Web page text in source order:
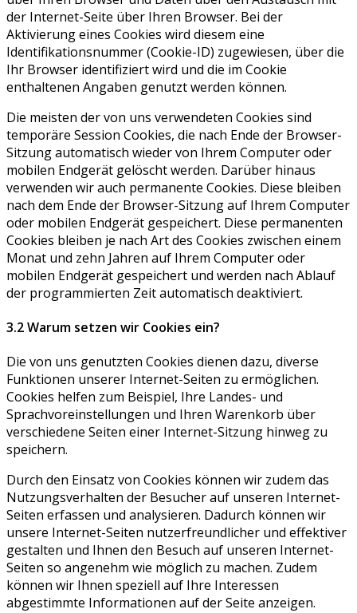
der Internet-Seite über Ihren Browser. Bei der
Aktivierung eines Cookies wird diesem eine
Identifikationsnummer (Cookie-ID) zugewiesen, über die
Ihr Browser identifiziert wird und die im Cookie
enthaltenen Angaben genutzt werden können.
Die meisten der von uns verwendeten Cookies sind
temporäre Session Cookies, die nach Ende der Browser-
Sitzung automatisch wieder von Ihrem Computer oder
mobilen Endgerät gelöscht werden. Darüber hinaus
verwenden wir auch permanente Cookies. Diese bleiben
nach dem Ende der Browser-Sitzung auf Ihrem Computer
oder mobilen Endgerät gespeichert. Diese permanenten
Cookies bleiben je nach Art des Cookies zwischen einem
Monat und zehn Jahren auf Ihrem Computer oder
mobilen Endgerät gespeichert und werden nach Ablauf
der programmierten Zeit automatisch deaktiviert.
3.2 Warum setzen wir Cookies ein?
Die von uns genutzten Cookies dienen dazu, diverse
Funktionen unserer Internet-Seiten zu ermöglichen.
Cookies helfen zum Beispiel, Ihre Landes- und
Sprachvoreinstellungen und Ihren Warenkorb über
verschiedene Seiten einer Internet-Sitzung hinweg zu
speichern.
Durch den Einsatz von Cookies können wir zudem das
Nutzungsverhalten der Besucher auf unseren Internet-
Seiten erfassen und analysieren. Dadurch können wir
unsere Internet-Seiten nutzerfreundlicher und effektiver
gestalten und Ihnen den Besuch auf unseren Internet-
Seiten so angenehm wie möglich zu machen. Zudem
können wir Ihnen speziell auf Ihre Interessen
abgestimmte Informationen auf der Seite anzeigen.